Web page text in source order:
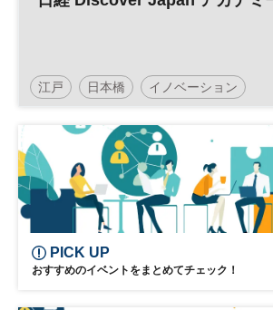
江戸 日本橋 イノベーション
日経ディスカバージャパンアカデミー
PICK UP
おすすめのイベントをまとめてチェック！